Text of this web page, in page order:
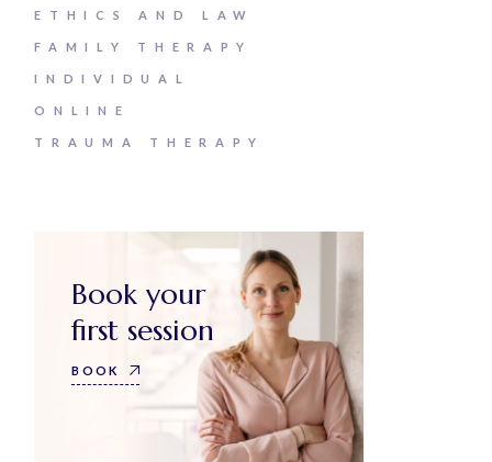
ETHICS AND LAW
FAMILY THERAPY
INDIVIDUAL
ONLINE
TRAUMA THERAPY
Book your
first session
BOOK